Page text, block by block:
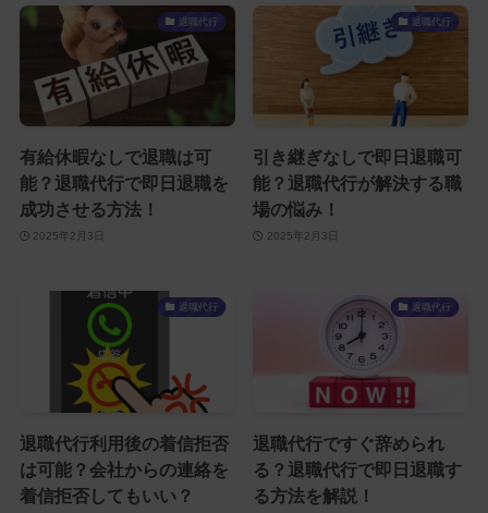
退職代行
有給休暇なしで退職は可
能？退職代行で即日退職を
成功させる方法！
2025年2月3日
退職代行
引き継ぎなしで即日退職可
能？退職代行が解決する職
場の悩み！
2025年2月3日
退職代行
退職代行利用後の着信拒否
は可能？会社からの連絡を
着信拒否してもいい？
退職代行
退職代行ですぐ辞められ
る？退職代行で即日退職す
る方法を解説！